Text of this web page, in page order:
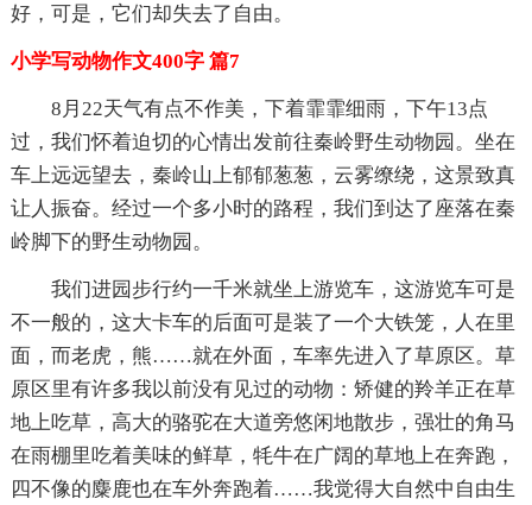
好，可是，它们却失去了自由。
小学写动物作文400字 篇7
8月22天气有点不作美，下着霏霏细雨，下午13点
过，我们怀着迫切的心情出发前往秦岭野生动物园。坐在
车上远远望去，秦岭山上郁郁葱葱，云雾缭绕，这景致真
让人振奋。经过一个多小时的路程，我们到达了座落在秦
岭脚下的野生动物园。
我们进园步行约一千米就坐上游览车，这游览车可是
不一般的，这大卡车的后面可是装了一个大铁笼，人在里
面，而老虎，熊……就在外面，车率先进入了草原区。草
原区里有许多我以前没有见过的动物：矫健的羚羊正在草
地上吃草，高大的骆驼在大道旁悠闲地散步，强壮的角马
在雨棚里吃着美味的鲜草，牦牛在广阔的草地上在奔跑，
四不像的麋鹿也在车外奔跑着……我觉得大自然中自由生